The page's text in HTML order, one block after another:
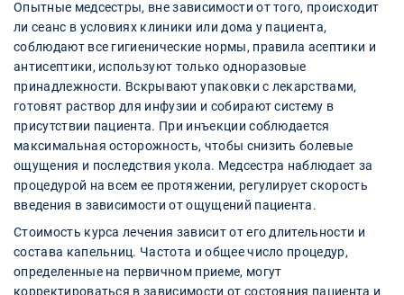
Опытные медсестры, вне зависимости от того, происходит
ли сеанс в условиях клиники или дома у пациента,
соблюдают все гигиенические нормы, правила асептики и
антисептики, используют только одноразовые
принадлежности. Вскрывают упаковки с лекарствами,
готовят раствор для инфузии и собирают систему в
присутствии пациента. При инъекции соблюдается
максимальная осторожность, чтобы снизить болевые
ощущения и последствия укола. Медсестра наблюдает за
процедурой на всем ее протяжении, регулирует скорость
введения в зависимости от ощущений пациента.
Стоимость курса лечения зависит от его длительности и
состава капельниц. Частота и общее число процедур,
определенные на первичном приеме, могут
корректироваться в зависимости от состояния пациента и